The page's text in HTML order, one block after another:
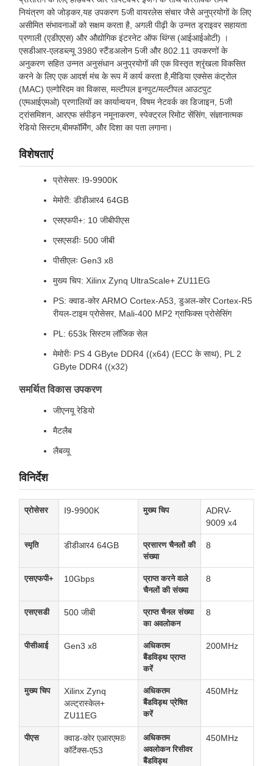
नियंत्रण को जोड़कर,यह उपकरण 5जी वायरलेस संचार जैसे अनुप्रयोगों के लिए
असीमित संभावनाओं को सक्षम करता है, अगली पीढ़ी के उन्नत ड्राइवर सहायता
प्रणाली (एडीएएस) और औद्योगिक इंटरनेट ऑफ थिंग्स (आईआईओटी) ।
एसडीआर-एलडब्ल्यू 3980 स्टैंडअलोन 5जी और 802.11 उपकरणों के
अनुकरण सहित उन्नत अनुसंधान अनुप्रयोगों की एक विस्तृत श्रृंखला विकसित
करने के लिए एक आदर्श मंच के रूप में कार्य करता है,मीडिया एक्सेस कंट्रोल
(MAC) एल्गोरिदम का विकास, मल्टीपल इनपुट/मल्टीपल आउटपुट
(एमआईएमओ) प्रणालियों का कार्यान्वयन, विषम नेटवर्क का डिजाइन, 5जी
ट्रांसमिशन, आरएफ संपीड़न नमूनाकरण, स्पेक्ट्रल रिमोट सेंसिंग, संज्ञानात्मक
रेडियो सिस्टम,बीमफॉर्मिंग, और दिशा का पता लगाना।
विशेषताएं
प्रोसेसर: I9-9900K
मेमोरी: डीडीआर4 64GB
एसएफपी+: 10 जीबीपीएस
एसएसडीः 500 जीबी
पीसीएलः Gen3 x8
मुख्य चिप: Xilinx Zynq UltraScale+ ZU11EG
PS: क्वाड-कोर ARMO Cortex-A53, डुअल-कोर Cortex-R5
रीयल-टाइम प्रोसेसर, Mali-400 MP2 ग्राफिक्स प्रोसेसिंग
PL: 653k सिस्टम लॉजिक सेल
मेमोरीः PS 4 GByte DDR4 ((x64) (ECC के साथ), PL 2
GByte DDR4 ((x32)
समर्थित विकास उपकरण
जीएनयू रेडियो
मैटलैब
लैबव्यू
विनिर्देश
प्रोसेसर I9-9900K मुख्य चिप
ADRV-
9009 x4
स्मृति डीडीआर4 64GB
प्रसारण चैनलों की
संख्या
8
एसएफपी+ 10Gbps
प्राप्त करने वाले
चैनलों की संख्या
8
एसएसडी 500 जीबी
प्राप्त चैनल संख्या
का अवलोकन
8
पीसीआई Gen3 x8
अधिकतम
बैंडविड्थ प्राप्त
करें
200MHz
मुख्य चिप
Xilinx Zynq
अल्ट्रास्केल+
ZU11EG
अधिकतम
बैंडविड्थ प्रेषित
करें
450MHz
पीएस
क्वाड-कोर एआरएम®
कॉर्टेक्स-ए53
अधिकतम
अवलोकन रिसीवर
बैंडविड्थ
450MHz